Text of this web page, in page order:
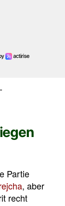
Partie
, aber
recht